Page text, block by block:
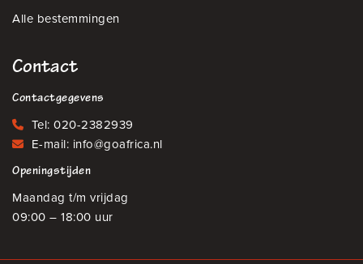
Alle bestemmingen
Contact
Contactgegevens
Tel: 020-2382939
E-mail: info@goafrica.nl
Openingstijden
Maandag t/m vrijdag
09:00 – 18:00 uur